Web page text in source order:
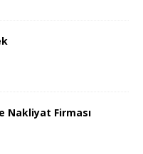
Nakliyat Firması